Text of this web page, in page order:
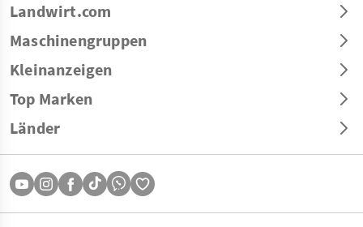
Landwirt.com
Maschinengruppen
Kleinanzeigen
Top Marken
Länder